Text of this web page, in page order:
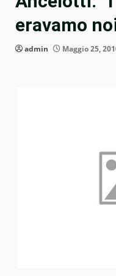
eravamo
admin Maggio 25,